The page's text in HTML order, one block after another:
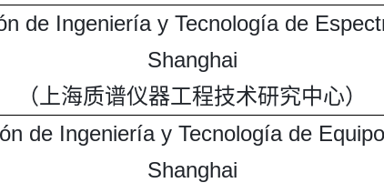
de Ingeniería y Tecnología de
Shanghai
（上海质谱仪器工程技术研究中心）
de Ingeniería y Tecnología de
Shanghai